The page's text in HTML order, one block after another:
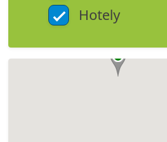
Hotely